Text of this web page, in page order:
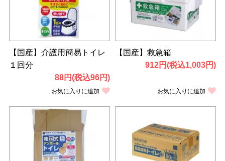
【国産】介護用簡易トイレ
１回分
88円(税込96円)
お気に入りに追加
【国産】救急箱
912円(税込1,003円)
お気に入りに追加